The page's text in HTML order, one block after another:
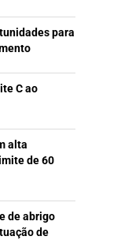
para
C ao
alta
de 60
de abrigo
de